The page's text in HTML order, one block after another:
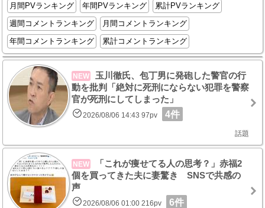
月間PVランキング
年間PVランキング
累計PVランキング
週間コメントランキング
月間コメントランキング
年間コメントランキング
累計コメントランキング
NEW
玉川徹氏、包丁男に発砲した警官の行
動を批判「絶対に死刑にならない犯罪を警察
官が死刑にしてしまった」
2026/08/06 14:43 97pv 4件
話題
NEW
「これが痩せてる人の思考？」赤福2
個を買ってきた夫に妻驚き SNSで共感の
声
2026/08/06 01:00 216pv 6件